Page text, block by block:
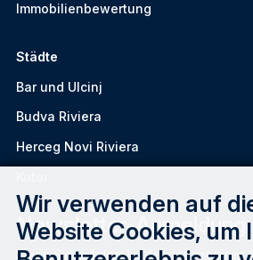
Immobilienbewertung
Städte
Bar und Ulcinj
Budva Riviera
Herceg Novi Riviera
Newsletter-Anmeldung
Seien Sie auf dem Laufenden mit einer
Wir verwenden auf
Website Cookies, um